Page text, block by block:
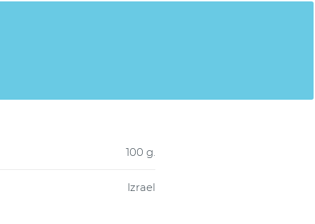
100 g.
Izrael